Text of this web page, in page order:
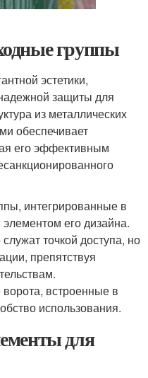
группы
эстетики,
защиты для
из металлических
обеспечивает
его эффективным
интегрированные в
его дизайна.
точкой доступа, но
препятствуя
встроенные в
использования.
для